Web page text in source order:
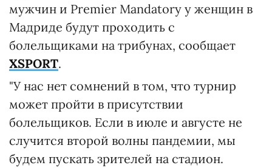
мужчин и Premier Mandatory у женщин в
Мадриде будут проходить с
болельщиками на трибунах, сообщает
XSPORT.
"У нас нет сомнений в том, что турнир
может пройти в присутствии
болельщиков. Если в июле и августе не
случится второй волны пандемии, мы
будем пускать зрителей на стадион.